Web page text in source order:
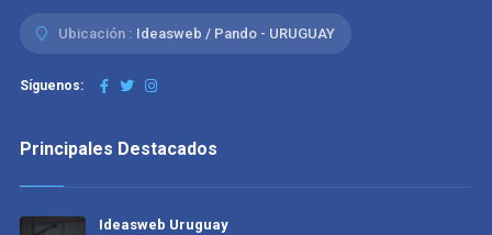
Ubicación : Ideasweb / Pando - URUGUAY
Síguenos:
Principales Destacados
Ideasweb Uruguay